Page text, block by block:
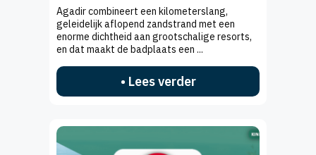
Agadir combineert een kilometerslang,
geleidelijk aflopend zandstrand met een
enorme dichtheid aan grootschalige resorts,
en dat maakt de badplaats een ...
• Lees verder